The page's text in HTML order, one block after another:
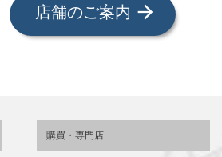
arrow_forward
店舗のご案内
購買・専門店